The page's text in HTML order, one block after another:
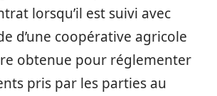
lorsqu’il est suivi avec
d’une coopérative agricole
obtenue pour réglementer
pris par les parties au